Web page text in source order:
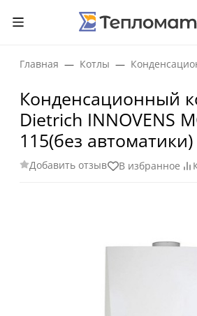
Главная Котлы
Конденсационный
Dietrich INNOVENS
115(без автоматики)
Добавить отзыв В избранное